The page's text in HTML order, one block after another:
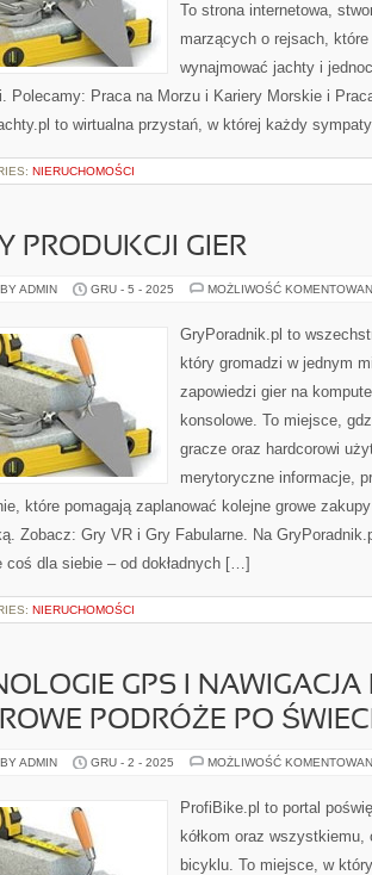
To strona internetowa,
marzących o rejsach,
wynajmować jachty i
Polecamy: Praca na Morzu i Kariery Morskie i
to wirtualna przystań, w której każdy
NIERUCHOMOŚCI
PRODUKCJI GIER
ADMIN GRU - 5 - 2025 MOŻLIWOŚĆ
GryPoradnik.pl to
który gromadzi w jednym
zapowiedzi gier na
konsolowe. To miejsce,
gracze oraz hardcorowi
merytoryczne informacje,
które pomagają zaplanować kolejne growe
Zobacz: Gry VR i Gry Fabularne. Na
coś dla siebie – od dokładnych […]
NIERUCHOMOŚCI
GPS I
PODRÓŻE PO
ADMIN GRU - 2 - 2025 MOŻLIWOŚĆ
ProfiBike.pl to portal
kółkom oraz
bicyklu. To miejsce, w